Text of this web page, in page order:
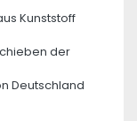
Kunststoff
der
Deutschland